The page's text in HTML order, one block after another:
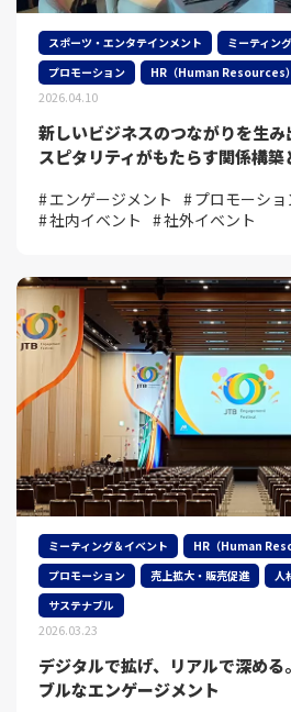
スポーツ・エンタテインメント
ミーティン
プロモーション
HR（Human Resources）
2026.04.10
新しいビジネスのつながりを生
スピタリティがもたらす関係構築
エンゲージメント プロモーショ
社内イベント
社外イベント
ミーティング＆イベント
HR（Human
プロモーション
売上拡大・販売促進
人
サステナブル
2026.03.23
デジタルで拡げ、リアルで深め
ブルなエンゲージメント